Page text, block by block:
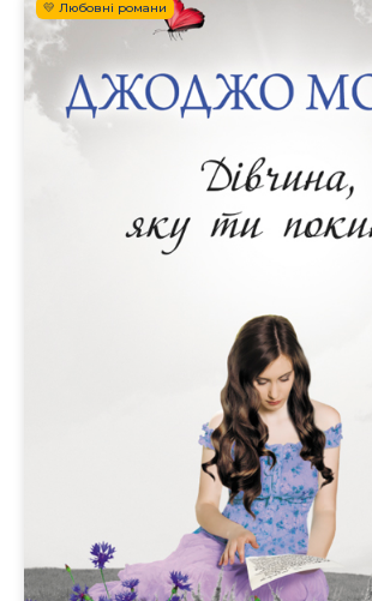
💛 Любовні романи